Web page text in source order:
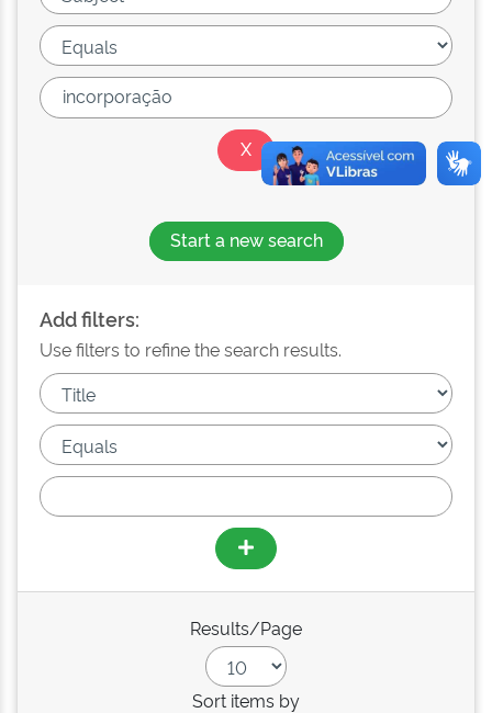
Start a new search
Add filters:
Use filters to refine the search results.
Results/Page
Sort items by